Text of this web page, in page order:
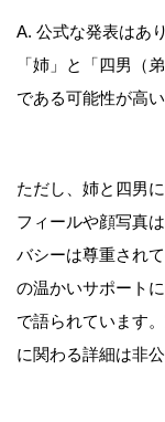
A. 公式な発表はあ
「姉」と「四男（
である可能性が高
ただし、姉と四男
フィールや顔写真
バシーは尊重され
の温かいサポート
で語られています
に関わる詳細は非